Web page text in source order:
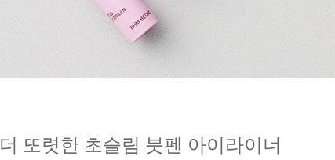
더 또렷한 초슬림 붓펜 아이라이너